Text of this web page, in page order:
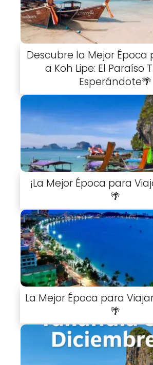
Descubre la Mejor Época
a Koh Lipe: El Paraíso
Esperándote🌴
¡La Mejor Época para
🌴
La Mejor Época para
🌴